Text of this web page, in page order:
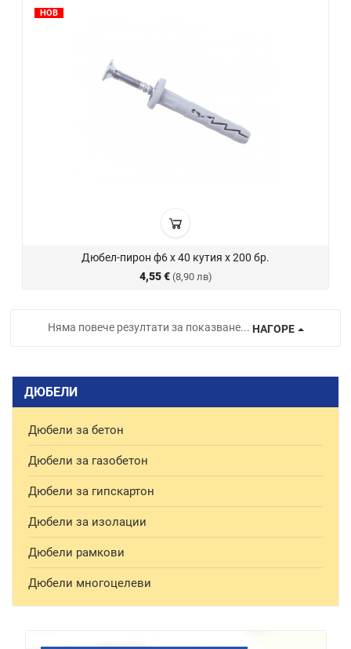
НОВ
Дюбел-пирон ф6 х 40 кутия х 200 бр.
4,55 € (8,90 лв)
Няма повече резултати за показване... НАГОРЕ
ДЮБЕЛИ
Дюбели за бетон
Дюбели за газобетон
Дюбели за гипскартон
Дюбели за изолации
Дюбели рамкови
Дюбели многоцелеви